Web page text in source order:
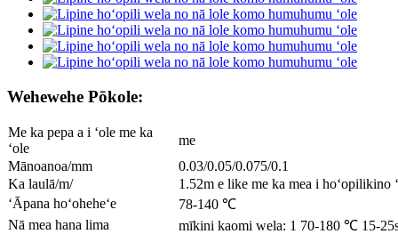
Wehewehe Pōkole:
Me ka pepa a i ʻole me ka
ʻole
me
Mānoanoa/mm
0.03/0.05/0.075/0.1
Ka laulā/m/
1.52m e like me ka mea i hoʻopilikino
ʻĀpana hoʻoheheʻe
78-140 ℃
Nā mea hana lima
mīkini kaomi wela: 1 70-180 ℃ 15-